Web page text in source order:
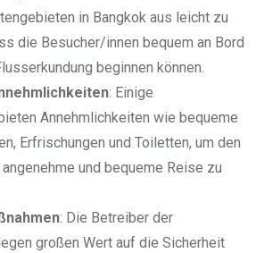
in Bangkok aus leicht zu
die Besucher/innen bequem an Bord
beginnen können.
: Einige
Annehmlichkeiten wie bequeme
Erfrischungen und Toiletten, um den
und bequeme Reise zu
: Die Betreiber der
großen Wert auf die Sicherheit